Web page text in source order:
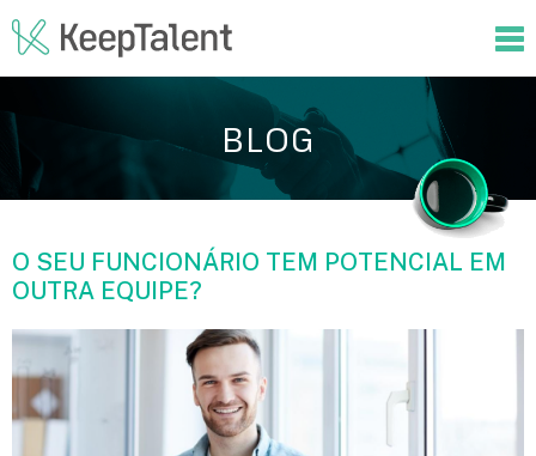
BLOG
O SEU FUNCIONÁRIO TEM POTENCIAL EM
OUTRA EQUIPE?